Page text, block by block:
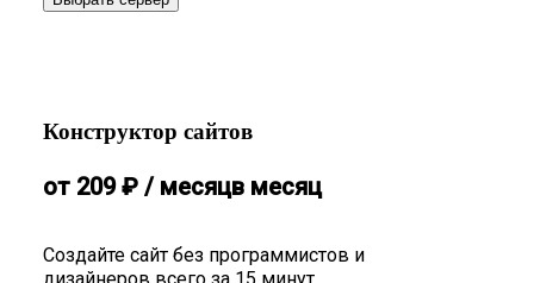
Конструктор сайтов
Создайте сайт без программистов и
от 209₽ / месяцв месяц